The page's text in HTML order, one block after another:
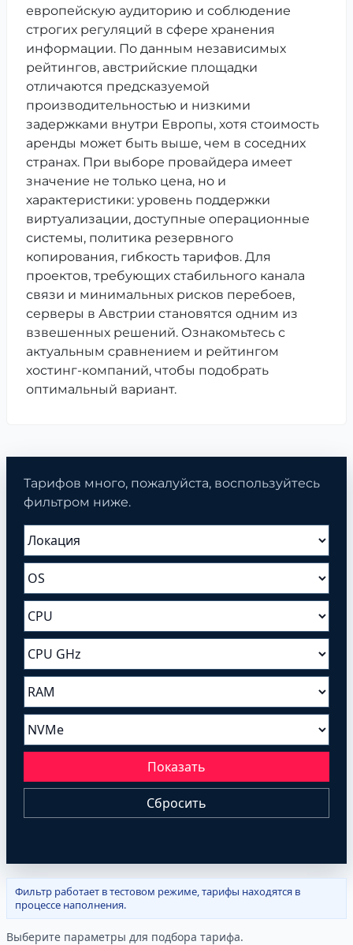
европейскую аудиторию и соблюдение
строгих регуляций в сфере хранения
информации. По данным независимых
рейтингов, австрийские площадки
отличаются предсказуемой
производительностью и низкими
задержками внутри Европы, хотя стоимость
аренды может быть выше, чем в соседних
странах. При выборе провайдера имеет
значение не только цена, но и
характеристики: уровень поддержки
виртуализации, доступные операционные
системы, политика резервного
копирования, гибкость тарифов. Для
проектов, требующих стабильного канала
связи и минимальных рисков перебоев,
серверы в Австрии становятся одним из
взвешенных решений. Ознакомьтесь с
актуальным сравнением и рейтингом
хостинг-компаний, чтобы подобрать
оптимальный вариант.
Тарифов много, пожалуйста, воспользуйтесь
фильтром ниже.
Показать
Сбросить
Фильтр работает в тестовом режиме, тарифы находятся в
процессе наполнения.
Выберите параметры для подбора тарифа.